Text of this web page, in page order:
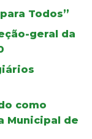
Todos”
geral da
como
Municipal de